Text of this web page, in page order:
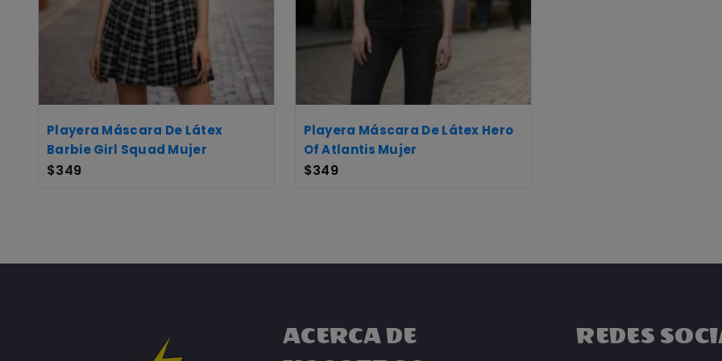
Playera Máscara De Látex
Barbie Girl Squad Mujer
$349
Playera Máscara De Látex Hero
Of Atlantis Mujer
$349
ACERCA DE
REDES